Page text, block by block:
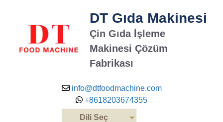
DT Gıda Makinesi
Çin Gıda İşleme
Makinesi Çözüm
Fabrikası
info@dtfoodmachine.com
+8618203674355
Dili Seç